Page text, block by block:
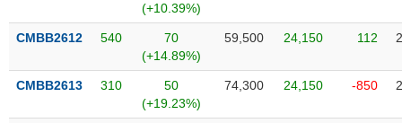
(+10.39%)
CMBB2612 540
70
(+14.89%)
59,500 24,150 112
CMBB2613 310
50
(+19.23%)
74,300 24,150 -850
chứng
khoán
Tất cả Cổ phiếu Chỉ số Chứng chỉ quỹ Chứng